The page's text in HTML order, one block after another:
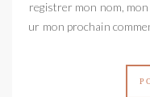
Enregistrer mon nom,
pour mon prochain